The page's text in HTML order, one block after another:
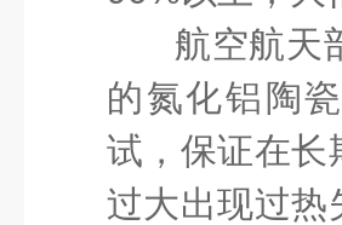
航空航天
的氮化铝陶
试，保证在长
过大出现过热